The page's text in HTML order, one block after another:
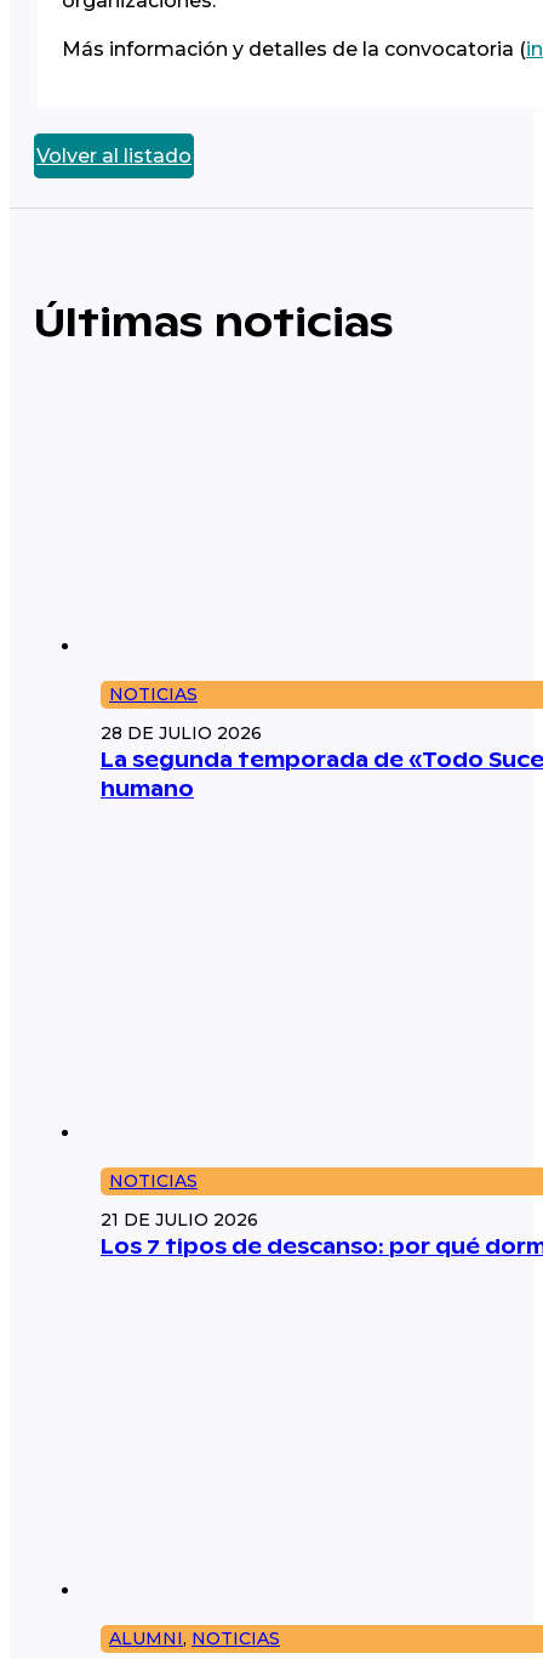
Más información y detalles de la convocatoria (
Volver al listado
Últimas noticias
NOTICIAS
28 DE JULIO 2026
La segunda temporada de «Todo
humano
NOTICIAS
21 DE JULIO 2026
Los 7 tipos de descanso: por qué
ALUMNI, NOTICIAS